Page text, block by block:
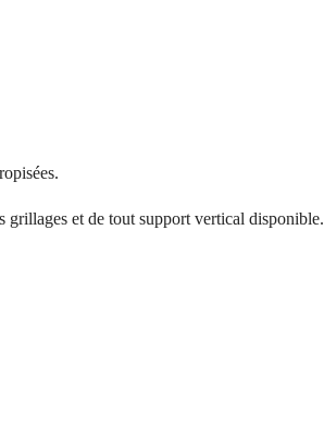
grillages et de tout support vertical disponible.